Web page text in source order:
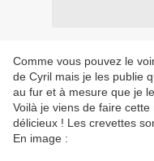
Comme vous pouvez le
de Cyril mais je les publie
au fur et à mesure que je
Voilà je viens de faire
délicieux ! Les crevettes
En image :